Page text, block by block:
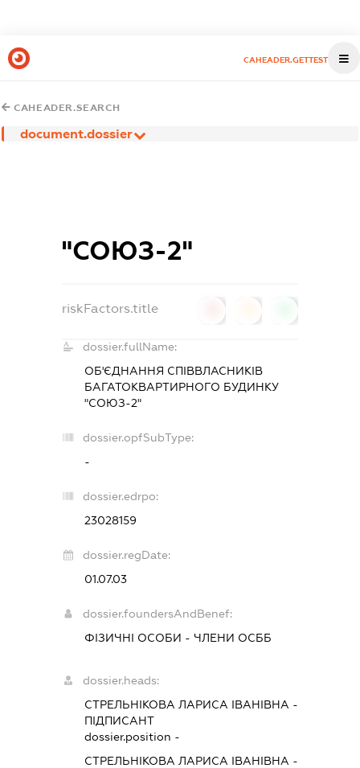
CAHEADER.GETTEST
CAHEADER.SEARCH
document.dossier
"СОЮЗ-2"
riskFactors.title
dossier.fullName:
ОБ'ЄДНАННЯ СПІВВЛАСНИКІВ
БАГАТОКВАРТИРНОГО БУДИНКУ
"СОЮЗ-2"
dossier.opfSubType:
-
dossier.edrpo:
23028159
dossier.regDate:
01.07.03
dossier.foundersAndBenef:
ФІЗИЧНІ ОСОБИ - ЧЛЕНИ ОСББ
dossier.heads:
СТРЕЛЬНІКОВА ЛАРИСА ІВАНІВНА -
ПІДПИСАНТ
dossier.position -
СТРЕЛЬНІКОВА ЛАРИСА ІВАНІВНА -